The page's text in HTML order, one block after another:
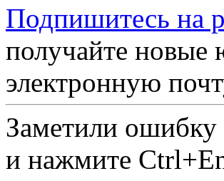
Подпишитесь на
получайте новые
электронную
Заметили ошибку
и нажмите